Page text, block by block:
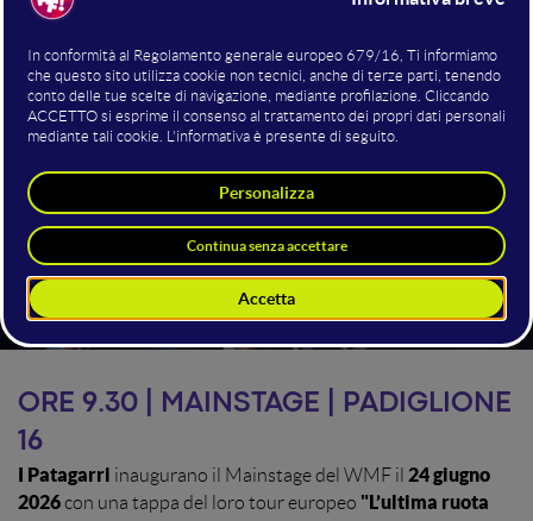
MAINSTAGE
24 GIUGNO 2026| ORE 09:30 |BOLOGNAFIERE
ORE 9.30 | MAINSTAGE | PADIGLIONE
16
I Patagarri inaugurano il Mainstage del WMF il 24 giugno
2026con una tappa del loro tour europeo "L’ultima ruota